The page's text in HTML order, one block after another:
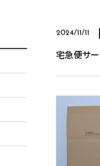
2024/11/11
宅急便サ